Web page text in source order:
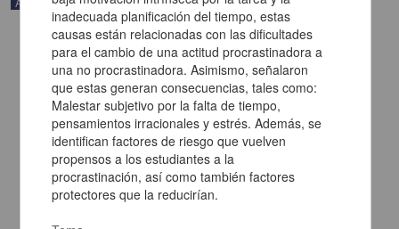
inadecuada planificación del tiempo, estas
causas están relacionadas con las dificultades
para el cambio de una actitud procrastinadora a
una no procrastinadora. Asimismo, señalaron
que estas generan consecuencias, tales como:
Malestar subjetivo por la falta de tiempo,
pensamientos irracionales y estrés. Además, se
identifican factores de riesgo que vuelven
propensos a los estudiantes a la
procrastinación, así como también factores
protectores que la reducirían.